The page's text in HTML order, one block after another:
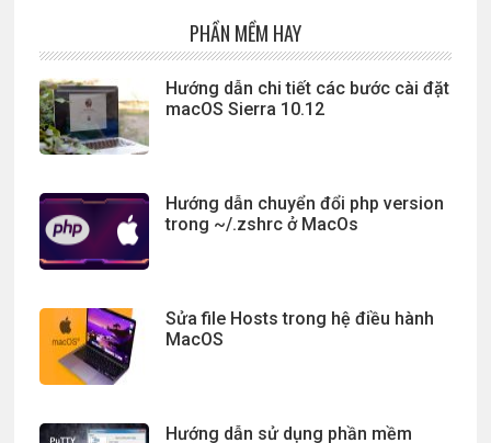
PHẦN MỀM HAY
Hướng dẫn chi tiết các bước cài đặt
macOS Sierra 10.12
Hướng dẫn chuyển đổi php version
trong ~/.zshrc ở MacOs
Sửa file Hosts trong hệ điều hành
MacOS
Hướng dẫn sử dụng phần mềm